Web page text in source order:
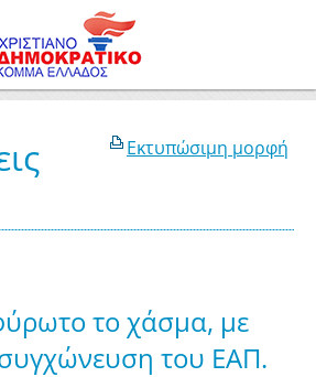
Εκτυπώσιμη μορφή
το χάσμα, με
του ΕΑΠ.